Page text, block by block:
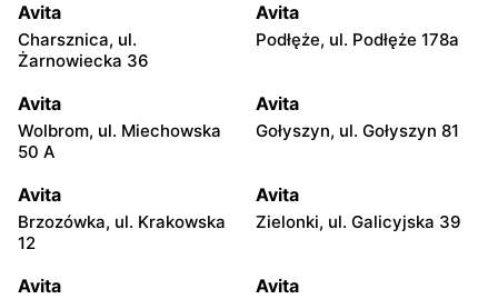
Avita
Charsznica, ul.
Żarnowiecka 36
Avita
Podłęże, ul. Podłęże 178a
Avita
Wolbrom, ul. Miechowska
50 A
Avita
Gołyszyn, ul. Gołyszyn 81
Avita
Brzozówka, ul. Krakowska
12
Avita
Zielonki, ul. Galicyjska 39
Avita Avita